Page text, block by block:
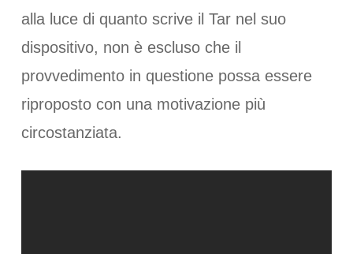
alla luce di quanto scrive il Tar nel suo
dispositivo, non è escluso che il
provvedimento in questione possa essere
riproposto con una motivazione più
circostanziata.